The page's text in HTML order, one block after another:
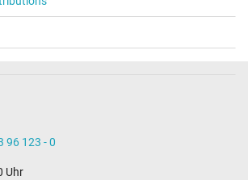
96 123 - 0
Uhr